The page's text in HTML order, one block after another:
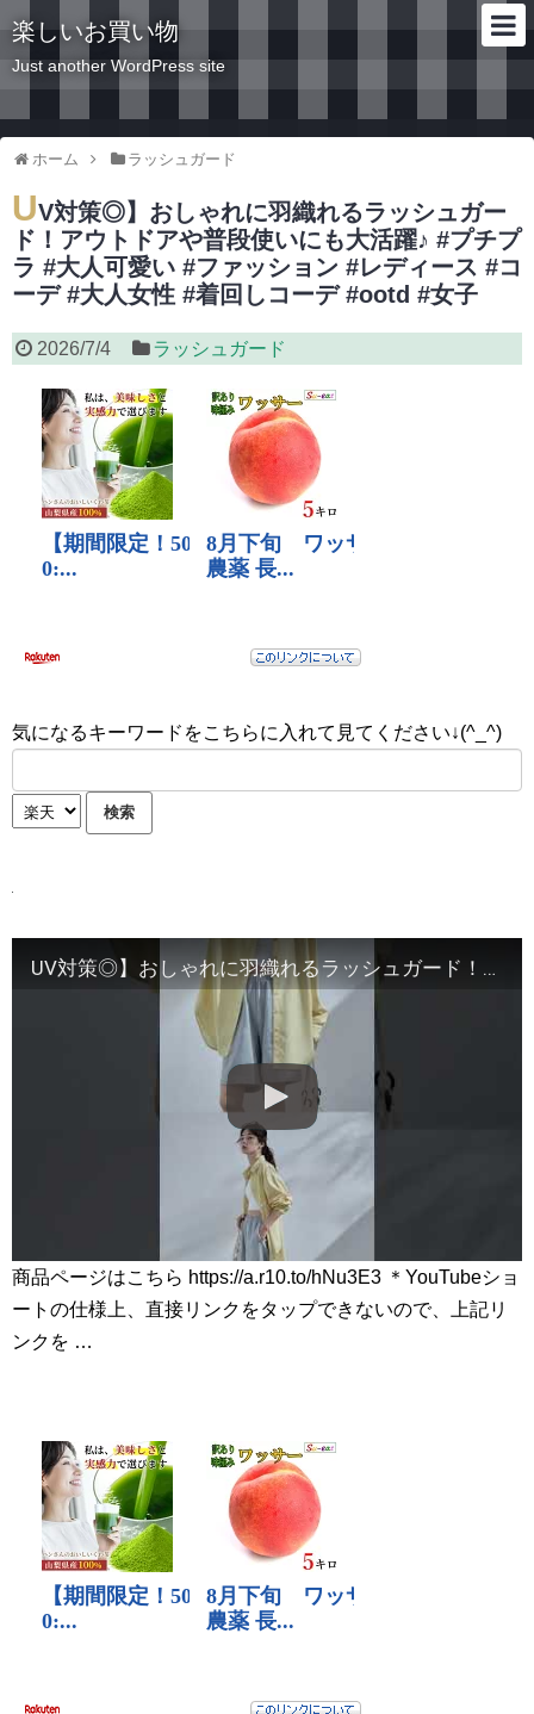
楽しいお買い物
Just another WordPress site
ホーム ラッシュガード
UV対策◎】おしゃれに羽織れるラッシュガー
ド！アウトドアや普段使いにも大活躍♪ #プチプ
ラ #大人可愛い #ファッション #レディース #コ
ーデ #大人女性 #着回しコーデ #ootd #女子
2026/7/4 ラッシュガード
気になるキーワードをこちらに入れて見てください↓(^_^)
UV対策◎】おしゃれに羽織れるラッシュガード！アウトドアや普段使いにも大活躍♪ #プチプラ #大人可愛い #ファッション #レディース #コーデ #大人女性 #着回しコーデ #ootd #女子
商品ページはこちら https://a.r10.to/hNu3E3 ＊YouTubeショ
ートの仕様上、直接リンクをタップできないので、上記リ
ンクを …